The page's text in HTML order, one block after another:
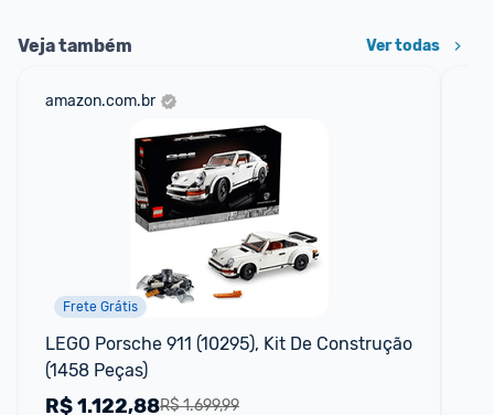
Veja também Ver todas
amazon.com.br
Frete Grátis
LEGO Porsche 911 (10295), Kit De Construção
(1458 Peças)
R$ 1.699,99
R$1.122,88